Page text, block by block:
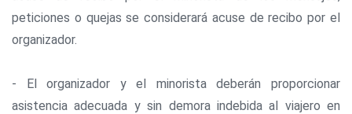
peticiones o quejas se considerará acuse de recibo por el
organizador.
- El organizador y el minorista deberán proporcionar
asistencia adecuada y sin demora indebida al viajero en